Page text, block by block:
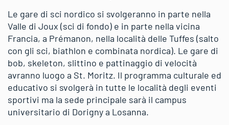
Le gare di sci nordico si svolgeranno in parte nella
Valle di Joux (sci di fondo) e in parte nella vicina
Francia, a Prémanon, nella località delle Tuffes (salto
con gli sci, biathlon e combinata nordica). Le gare di
bob, skeleton, slittino e pattinaggio di velocità
avranno luogo a St. Moritz. Il programma culturale ed
educativo si svolgerà in tutte le località degli eventi
sportivi ma la sede principale sarà il campus
universitario di Dorigny a Losanna.